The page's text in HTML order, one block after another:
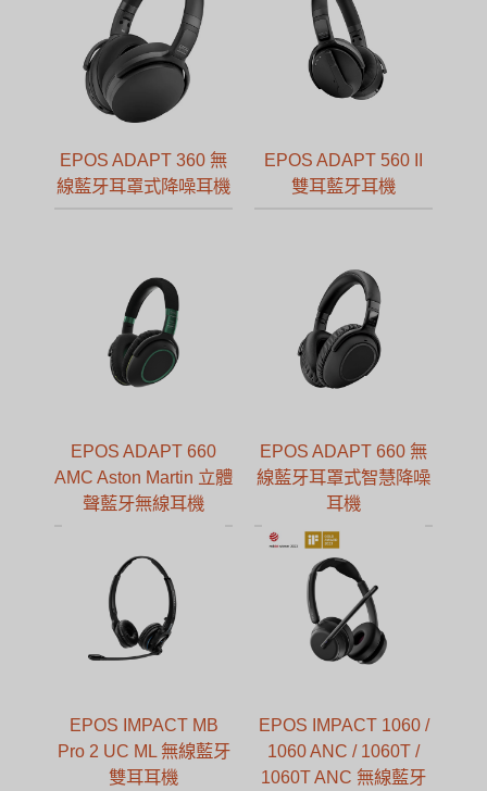
EPOS ADAPT 360 無
線藍牙耳罩式降噪耳機
EPOS ADAPT 560 II
雙耳藍牙耳機
EPOS ADAPT 660
AMC Aston Martin 立體
聲藍牙無線耳機
EPOS ADAPT 660 無
線藍牙耳罩式智慧降噪
耳機
EPOS IMPACT MB
Pro 2 UC ML 無線藍牙
雙耳耳機
EPOS IMPACT 1060 /
1060 ANC / 1060T /
1060T ANC 無線藍牙